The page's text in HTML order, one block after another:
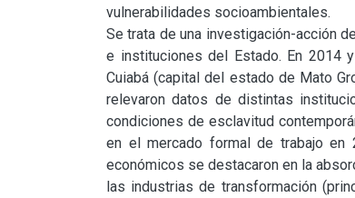
vulnerabilidades socioambientales.
Se trata de una investigación-acción
e instituciones del Estado. En 2014
Cuiabá (capital del estado de Mato
relevaron datos de distintas
condiciones de esclavitud
en el mercado formal de trabajo
económicos se destacaron en la
las industrias de transformación